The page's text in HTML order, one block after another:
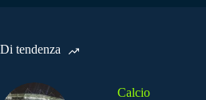
Di tendenza
Calcio